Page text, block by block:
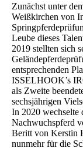
Zunächst unter
Weißkirchen von
Leube dieses
2019 stellten sich
entsprechenden
ISSELHOOK’s
als Zweite
sechsjährigen
In 2020 wechselte
Nachwuchspferd
Beritt von Kerstin
nunmehr für die